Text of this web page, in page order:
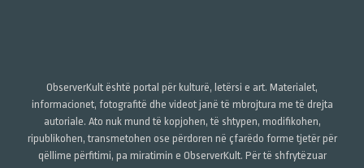
ObserverKult është portal për kulturë, letërsi e art. Materialet,
informacionet, fotografitë dhe videot janë të mbrojtura me të drejta
autoriale. Ato nuk mund të kopjohen, të shtypen, modifikohen,
ripublikohen, transmetohen ose përdoren në çfarëdo forme tjetër për
qëllime përfitimi, pa miratimin e ObserverKult. Për të shfrytëzuar